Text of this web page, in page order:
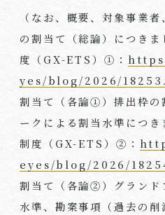
（なお、概要、対象事業
の割当て（総論）につき
度（GX-ETS）①：
yes/blog/2026/
割当て（各論①）排出枠の
ークによる割当水準につ
制度（GX-ETS）②：
eyes/blog/2026/
割当て（各論②）グランド
水準、勘案事項（過去の